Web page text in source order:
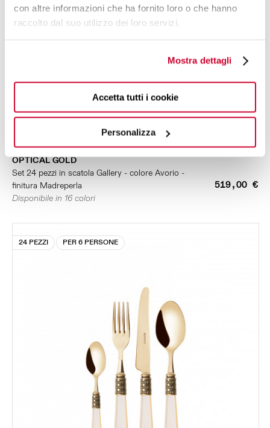
con altre informazioni che ha fornito loro o che hanno
raccolto dal suo utilizzo dei loro servizi.
Mostra dettagli
Accetta tutti i cookie
Personalizza
OPTICAL GOLD
Set 24 pezzi in scatola Gallery - colore Avorio -
finitura Madreperla
519,00 €
Disponibile in 16 colori
24 PEZZI PER 6 PERSONE